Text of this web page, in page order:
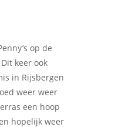
op de
keer ook
in Rijsbergen
weer weer
een hoop
hopelijk weer